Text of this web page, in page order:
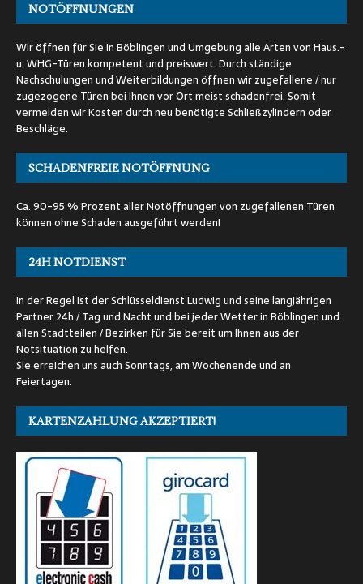
NOTÖFFNUNGEN
Wir öffnen für Sie in Böblingen und Umgebung alle Arten von Haus.-
u. WHG-Türen kompetent und preiswert. Durch ständige
Nachschulungen und Weiterbildungen öffnen wir zugefallene / nur
zugezogene Türen bei Ihnen vor Ort meist schadenfrei. Somit
vermeiden wir Kosten durch neu benötigte Schließzylindern oder
Beschläge.
SCHADENFREIE NOTÖFFNUNG
Ca. 90-95 % Prozent aller Notöffnungen von zugefallenen Türen
können ohne Schaden ausgeführt werden!
24H NOTDIENST
In der Regel ist der Schlüsseldienst Ludwig und seine langjährigen
Partner 24h / Tag und Nacht und bei jeder Wetter in Böblingen und
allen Stadtteilen / Bezirken für Sie bereit um Ihnen aus der
Notsituation zu helfen.
Sie erreichen uns auch Sonntags, am Wochenende und an
Feiertagen.
KARTENZAHLUNG AKZEPTIERT!